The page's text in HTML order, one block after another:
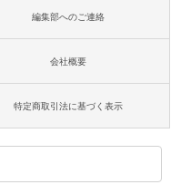
編集部へのご連絡
会社概要
特定商取引法に基づく表示